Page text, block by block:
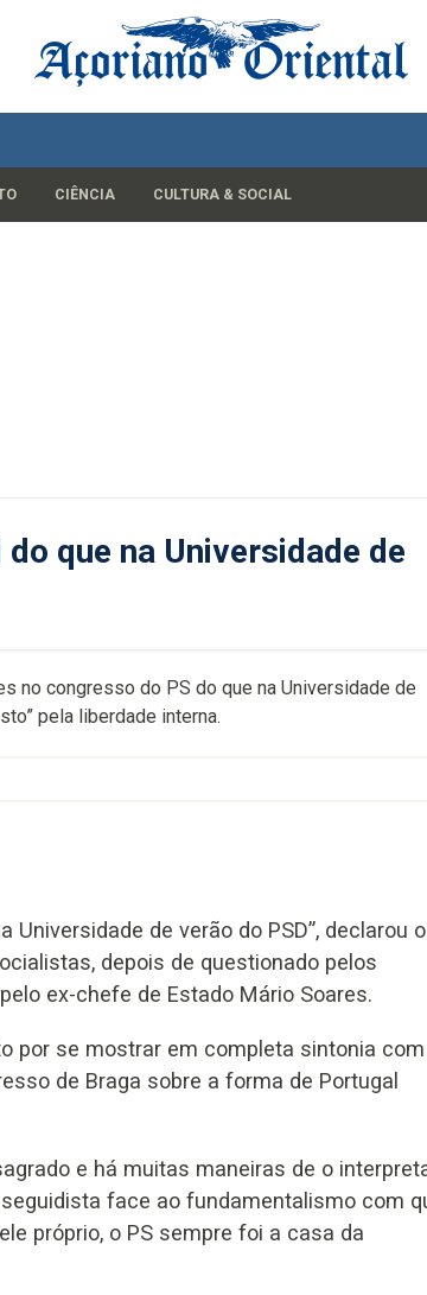
CIÊNCIA CULTURA & SOCIAL
que na Universidade de
no congresso do PS do que na Universidade de
pela liberdade interna.
de verão do PSD”, declarou o
depois de questionado pelos
ex-chefe de Estado Mário Soares.
por se mostrar em completa sintonia
de Braga sobre a forma de Portugal
e há muitas maneiras de o
face ao fundamentalismo com
próprio, o PS sempre foi a casa da